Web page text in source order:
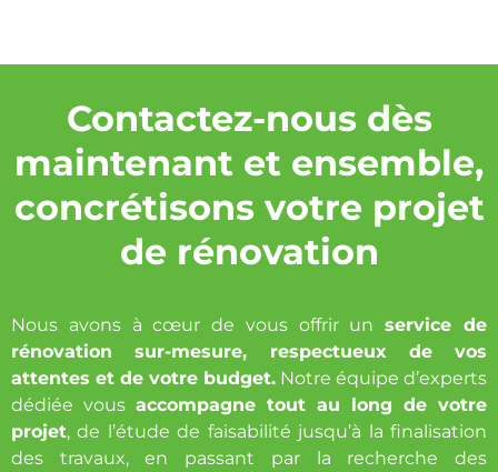
Contactez-nous dès
maintenant et ensemble,
concrétisons votre projet
de rénovation
Nous avons à cœur de vous offrir unservice de
rénovation sur-mesure, respectueux de vos
attentes et de votre budget. Notre équipe d’experts
dédiée vous accompagne tout au long de votre
projet, de l’étude de faisabilité jusqu’à la finalisation
des travaux, en passant par la recherche des